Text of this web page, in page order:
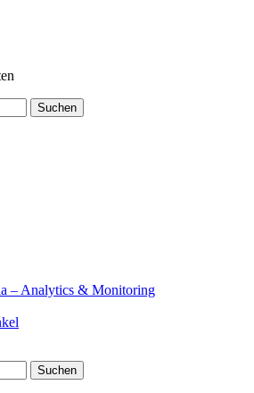
– Analytics & Monitoring